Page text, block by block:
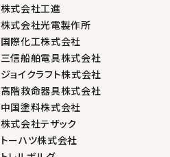
株式会社工進
株式会社光電製作所
国際化工株式会社
三信船舶電具株式会社
ジョイクラフト株式会社
高階救命器具株式会社
中国塗料株式会社
株式会社テザック
トーハツ株式会社